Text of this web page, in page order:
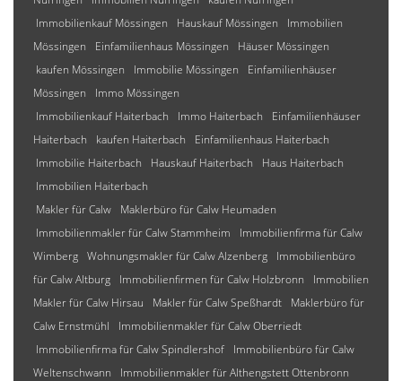
Immobilienkauf Mössingen
Hauskauf Mössingen
Immobilien
Mössingen
Einfamilienhaus Mössingen
Häuser Mössingen
kaufen Mössingen
Immobilie Mössingen
Einfamilienhäuser
Mössingen
Immo Mössingen
Immobilienkauf Haiterbach
Immo Haiterbach
Einfamilienhäuser
Haiterbach
kaufen Haiterbach
Einfamilienhaus Haiterbach
Immobilie Haiterbach
Hauskauf Haiterbach
Haus Haiterbach
Immobilien Haiterbach
Makler für Calw
Maklerbüro für Calw Heumaden
Immobilienmakler für Calw Stammheim
Immobilienfirma für Calw
Wimberg Wohnungsmakler für Calw Alzenberg
Immobilienbüro
für Calw Altburg
Immobilienfirmen für Calw Holzbronn
Immobilien
Makler für Calw Hirsau
Makler für Calw Speßhardt
Maklerbüro für
Calw Ernstmühl
Immobilienmakler für Calw Oberriedt
Immobilienfirma für Calw Spindlershof
Immobilienbüro für Calw
Weltenschwann
Immobilienmakler für Althengstett Ottenbronn